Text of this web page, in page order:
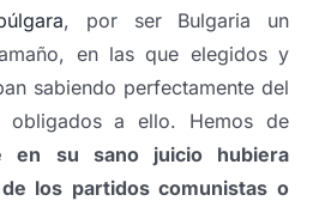
, por ser Bulgaria un
en las que elegidos y
sabiendo perfectamente del
obligados a ello. Hemos de
en su sano juicio hubiera
los partidos comunistas o